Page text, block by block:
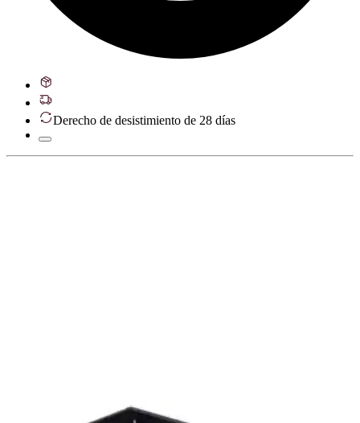
Derecho de desistimiento de 28 días